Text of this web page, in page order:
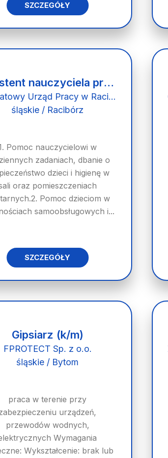
SZCZEGÓŁY
Asystent nauczyciela przedszkola - staż
Powiatowy Urząd Pracy w Raciborzu
śląskie / Racibórz
Pomoc nauczycielowi w
zadaniach, dbanie o
dzieci i higienę w
oraz pomieszczeniach
Pomoc dzieciom w
samoobsługowych i...
SZCZEGÓŁY
Gipsiarz (k/m)
FPROTECT Sp. z o.o.
śląskie / Bytom
praca w terenie przy
urządzeń,
przewodów wodnych,
Wymagania
Wykształcenie: brak lub